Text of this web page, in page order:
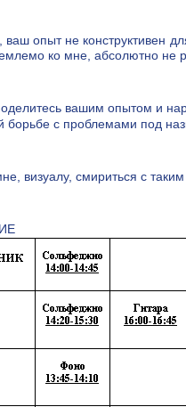
ваш опыт не конструктивен
ко мне, абсолютно не
вашим опытом и
борьбе с проблемами под
визуалу, смириться с таким